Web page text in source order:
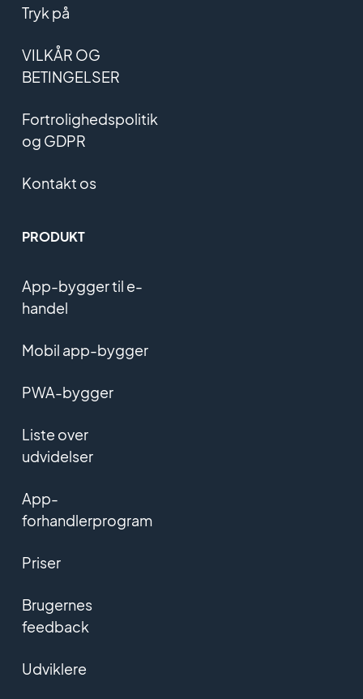
Tryk på
VILKÅR OG
BETINGELSER
Fortrolighedspolitik
og GDPR
Kontakt os
PRODUKT
App-bygger til e-
handel
Mobil app-bygger
PWA-bygger
Liste over
udvidelser
App-
forhandlerprogram
Priser
Brugernes
feedback
Udviklere